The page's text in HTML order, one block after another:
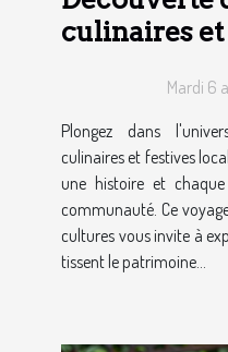
culinaires
Mardi 6
Plongez dans
culinaires et festives
une histoire et
communauté. Ce
cultures vous invite à
tissent le patrimoine...